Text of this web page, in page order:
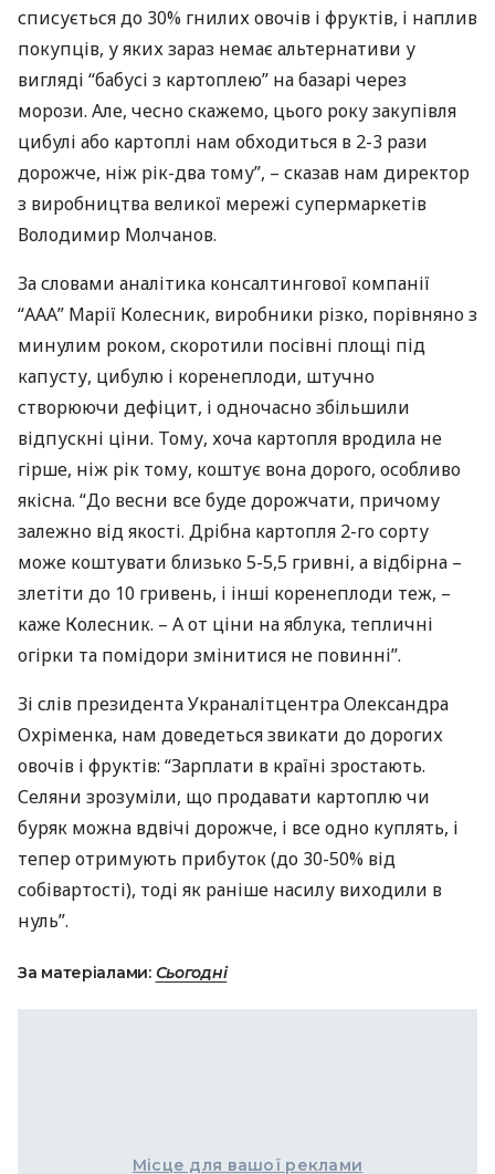
списується до 30% гнилих овочів і фруктів, і наплив
покупців, у яких зараз немає альтернативи у
вигляді “бабусі з картоплею” на базарі через
морози. Але, чесно скажемо, цього року закупівля
цибулі або картоплі нам обходиться в 2-3 рази
дорожче, ніж рік-два тому”, – сказав нам директор
з виробництва великої мережі супермаркетів
Володимир Молчанов.
За словами аналітика консалтингової компанії
“ААА” Марії Колесник, виробники різко, порівняно з
минулим роком, скоротили посівні площі під
капусту, цибулю і коренеплоди, штучно
створюючи дефіцит, і одночасно збільшили
відпускні ціни. Тому, хоча картопля вродила не
гірше, ніж рік тому, коштує вона дорого, особливо
якісна. “До весни все буде дорожчати, причому
залежно від якості. Дрібна картопля 2-го сорту
може коштувати близько 5-5,5 гривні, а відбірна –
злетіти до 10 гривень, і інші коренеплоди теж, –
каже Колесник. – А от ціни на яблука, тепличні
огірки та помідори змінитися не повинні”.
Зі слів президента Украналітцентра Олександра
Охріменка, нам доведеться звикати до дорогих
овочів і фруктів: “Зарплати в країні зростають.
Селяни зрозуміли, що продавати картоплю чи
буряк можна вдвічі дорожче, і все одно куплять, і
тепер отримують прибуток (до 30-50% від
собівартості), тоді як раніше насилу виходили в
нуль”.
За матеріалами: Сьогодні
Місце для вашої реклами